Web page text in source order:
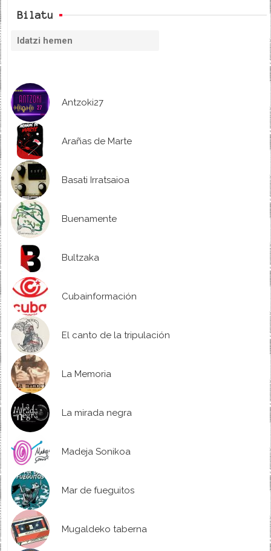
Bilatu
Antzoki27
Arañas de Marte
Basati Irratsaioa
Buenamente
Bultzaka
Cubainformación
El canto de la tripulación
La Memoria
La mirada negra
Madeja Sonikoa
Mar de fueguitos
Mugaldeko taberna